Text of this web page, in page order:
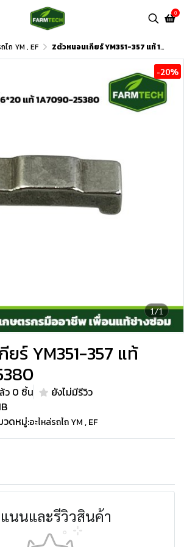
0
ไถ YM , EF Zตัวหนอนเกียร์ YM351-357 แท้ 1A7090-25380
1/1
-20%
ร์ YM351-357 แท้
ว 0 ชิ้น
ยังไม่มีรีวิว
วดหมู่:อะไหล่รถไถ YM , EF
นนและรีวิวสินค้า